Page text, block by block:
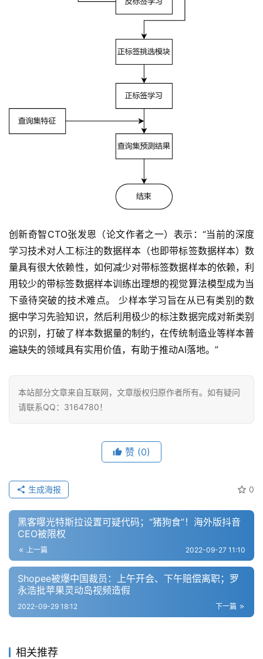
创新奇智CTO张发恩（论文作者之一）表示：“当前的深度
学习技术对人工标注的数据样本（也即带标签数据样本）数
量具有很大依赖性，如何减少对带标签数据样本的依赖，利
用较少的带标签数据样本训练出理想的视觉算法模型成为当
下亟待突破的技术难点。 少样本学习旨在从已有类别的数
据中学习先验知识，然后利用极少的标注数据完成对新类别
的识别，打破了样本数据量的制约，在传统制造业等样本普
遍缺失的领域具有实用价值，有助于推动AI落地。”
本站部分文章来自互联网，文章版权归原作者所有。如有疑问
请联系QQ：3164780！
赞 (0)
0
生成海报
黑客曝光特斯拉设置可疑代码；“猪狗食”！海外版抖音
CEO被限权
上一篇 2022-09-27 11:10
Shopee被爆中国裁员：上午开会、下午赔偿离职；罗
永浩批苹果灵动岛视频造假
下一篇
2022-09-29 18:12
相关推荐